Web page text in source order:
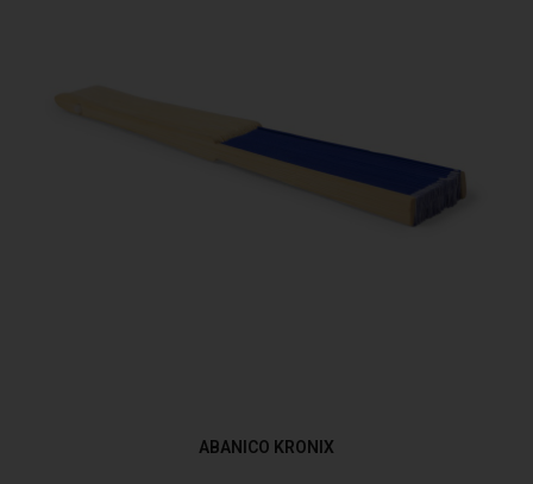
ABANICO KRONIX